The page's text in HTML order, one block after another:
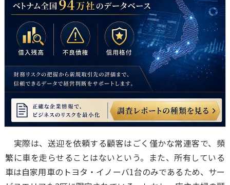
実際は、送迎を依頼する顧客はごく僅かな常連客で、頻
繁に車を走らせることはないという。また、所有している
車は自家用車のトヨタ・イノーバ1台のみであるため、サー